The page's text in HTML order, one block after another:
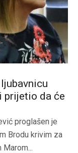
prijetio da će
proglašen je
Brodu krivim za